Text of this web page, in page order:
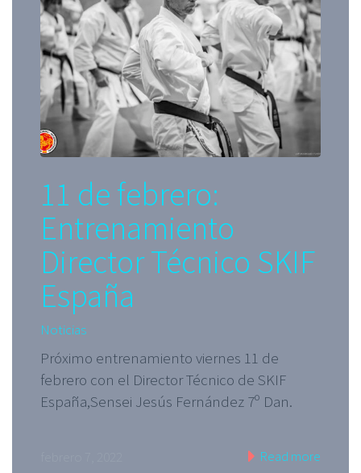
11 de febrero:
Entrenamiento
Director Técnico SKIF
España
Noticias
Próximo entrenamiento viernes 11 de
febrero con el Director Técnico de SKIF
España,Sensei Jesús Fernández 7º Dan.
Read more